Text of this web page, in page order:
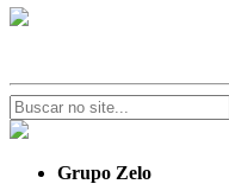
Grupo Zelo